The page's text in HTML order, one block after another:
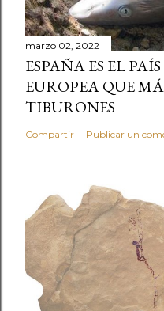
marzo 02, 2022
ESPAÑA ES EL
EUROPEA QUE
TIBURONES
Compartir Publicar un